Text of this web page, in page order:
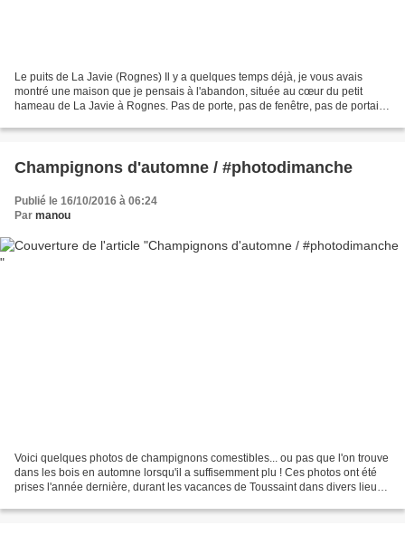
Le puits de La Javie (Rognes) Il y a quelques temps déjà, je vous avais
montré une maison que je pensais à l'abandon, située au cœur du petit
hameau de La Javie à Rognes. Pas de porte, pas de fenêtre, pas de portail
Champignons d'automne / #photodimanche
Publié le 16/10/2016 à 06:24
Par manou
Voici quelques photos de champignons comestibles... ou pas que l'on trouve
dans les bois en automne lorsqu'il a suffisemment plu ! Ces photos ont été
prises l'année dernière, durant les vacances de Toussaint dans divers lieux